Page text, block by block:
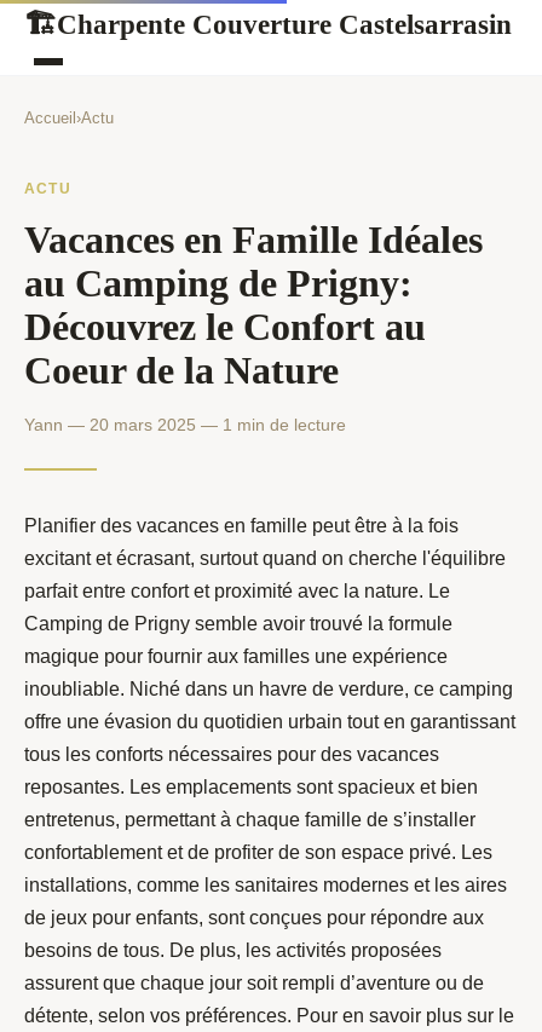
🏗Charpente Couverture Castelsarrasin
Accueil ›Actu
ACTU
Vacances en Famille Idéales
au Camping de Prigny:
Découvrez le Confort au
Coeur de la Nature
Yann — 20 mars 2025 — 1 min de lecture
Planifier des vacances en famille peut être à la fois
excitant et écrasant, surtout quand on cherche l'équilibre
parfait entre confort et proximité avec la nature. Le
Camping de Prigny semble avoir trouvé la formule
magique pour fournir aux familles une expérience
inoubliable. Niché dans un havre de verdure, ce camping
offre une évasion du quotidien urbain tout en garantissant
tous les conforts nécessaires pour des vacances
reposantes. Les emplacements sont spacieux et bien
entretenus, permettant à chaque famille de s’installer
confortablement et de profiter de son espace privé. Les
installations, comme les sanitaires modernes et les aires
de jeux pour enfants, sont conçues pour répondre aux
besoins de tous. De plus, les activités proposées
assurent que chaque jour soit rempli d’aventure ou de
détente, selon vos préférences. Pour en savoir plus sur le